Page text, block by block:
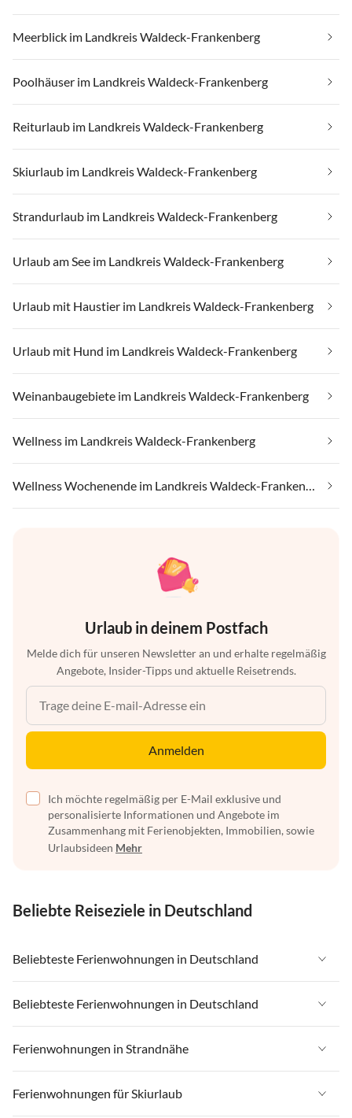
Meerblick im Landkreis Waldeck-Frankenberg
Poolhäuser im Landkreis Waldeck-Frankenberg
Reiturlaub im Landkreis Waldeck-Frankenberg
Skiurlaub im Landkreis Waldeck-Frankenberg
Strandurlaub im Landkreis Waldeck-Frankenberg
Urlaub am See im Landkreis Waldeck-Frankenberg
Urlaub mit Haustier im Landkreis Waldeck-Frankenberg
Urlaub mit Hund im Landkreis Waldeck-Frankenberg
Weinanbaugebiete im Landkreis Waldeck-Frankenberg
Wellness im Landkreis Waldeck-Frankenberg
Wellness Wochenende im Landkreis Waldeck-Frankenberg
Urlaub in deinem Postfach
Melde dich für unseren Newsletter an und erhalte regelmäßig
Angebote, Insider-Tipps und aktuelle Reisetrends.
Anmelden
Ich möchte regelmäßig per E-Mail exklusive und
personalisierte Informationen und Angebote im
Zusammenhang mit Ferienobjekten, Immobilien, sowie
Urlaubsideen Mehr
Beliebte Reiseziele in Deutschland
Beliebteste Ferienwohnungen in Deutschland
Ferienwohnungen in Deutschland
Ferienwohnungen in Ostsee
Ferienwohnungen in Nordsee
Ferienwohnungen in Mecklenburg-Vorpommern
Beliebteste Ferienwohnungen in Deutschland
Ferienwohnungen in Deutschland
Ferienwohnungen in Ostsee
Ferienwohnungen in Nordsee
Ferienwohnungen in Strandnähe
Ferienwohnungen in Strandnähe in Deutschland
Ferienwohnungen für Skiurlaub